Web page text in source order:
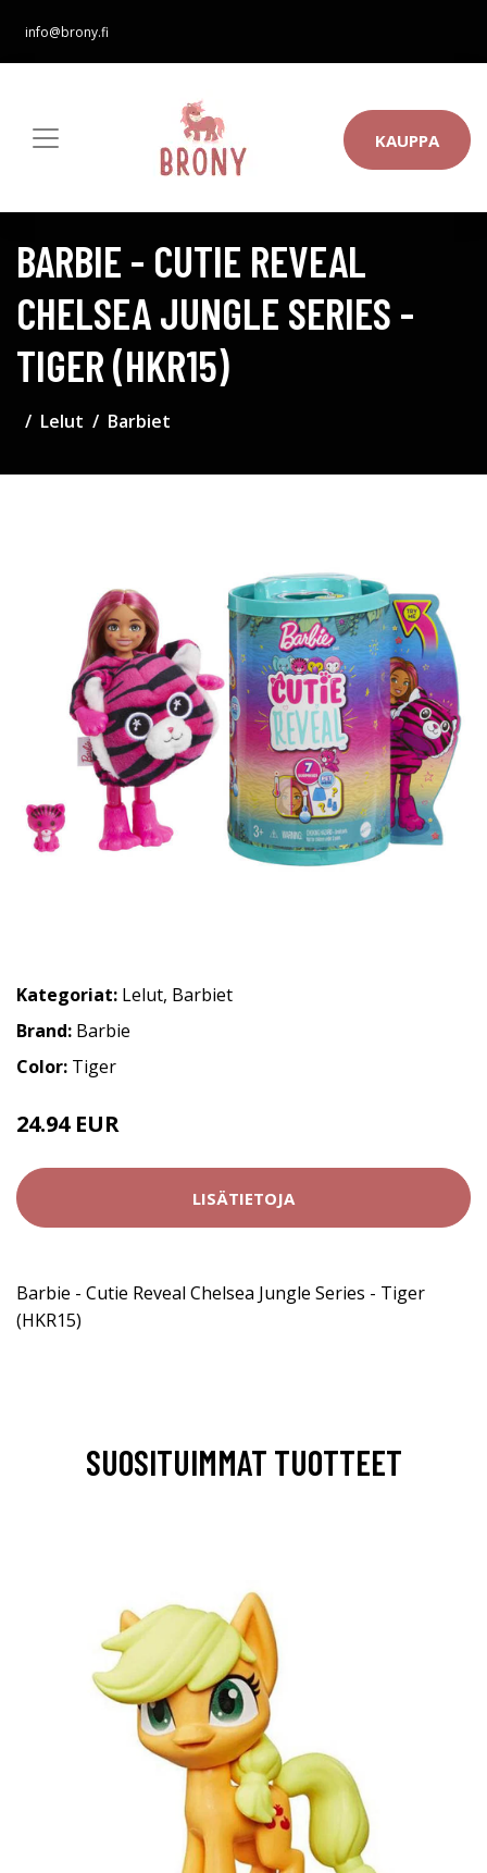
info@brony.fi
KAUPPA
BARBIE - CUTIE REVEAL
CHELSEA JUNGLE SERIES -
TIGER (HKR15)
Lelut Barbiet
Kategoriat: Lelut, Barbiet
Brand: Barbie
Color: Tiger
24.94 EUR
LISÄTIETOJA
Barbie - Cutie Reveal Chelsea Jungle Series - Tiger
(HKR15)
SUOSITUIMMAT TUOTTEET